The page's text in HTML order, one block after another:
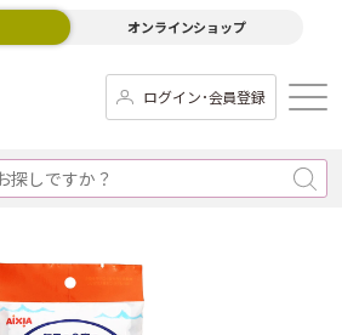
オンラインショップ
ログイン･会員登録